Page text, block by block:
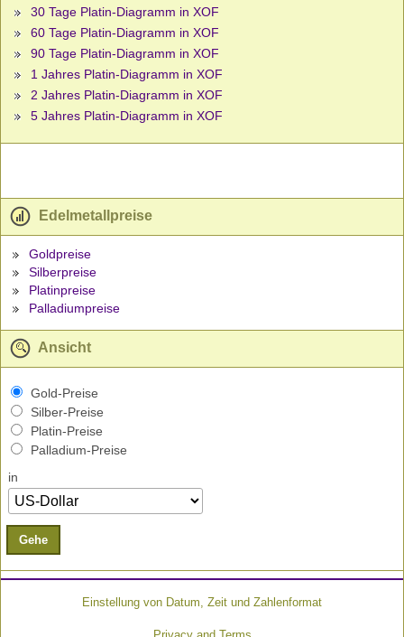
30 Tage Platin-Diagramm in XOF
60 Tage Platin-Diagramm in XOF
90 Tage Platin-Diagramm in XOF
1 Jahres Platin-Diagramm in XOF
2 Jahres Platin-Diagramm in XOF
5 Jahres Platin-Diagramm in XOF
Edelmetallpreise
Goldpreise
Silberpreise
Platinpreise
Palladiumpreise
Ansicht
Gold-Preise
Silber-Preise
Platin-Preise
Palladium-Preise
in
Gehe
Einstellung von Datum, Zeit und Zahlenformat
Privacy and Terms